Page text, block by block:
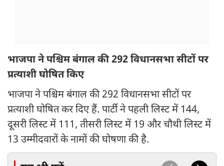
भाजपा ने पश्चिम बंगाल की 292 विधानसभा सीटों पर
प्रत्याशी घोषित किए
भाजपा ने पश्चिम बंगाल की 292 विधानसभा सीटों पर
प्रत्याशी घोषित कर दिए हैं. पार्टी ने पहली लिस्ट में 144,
दूसरी लिस्ट में 111, तीसरी लिस्ट में 19 और चौथी लिस्ट में
13 उम्मीदवारों के नामों की घोषणा की है.